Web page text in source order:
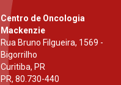
Centro de Oncologia
Mackenzie
Rua Bruno Filgueira, 1569 -
Bigorrilho
Curitiba, PR
PR,80.730-440